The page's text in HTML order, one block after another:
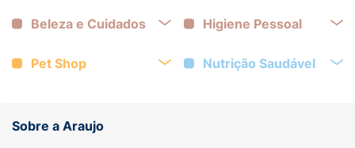
Beleza e Cuidados Higiene Pessoal
Pet Shop Nutrição Saudável
Sobre a Araujo